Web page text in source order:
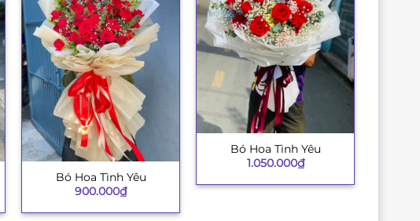
Bó Hoa Tình Yêu
900.000₫
Bó Hoa Tình Yêu
1.050.000₫